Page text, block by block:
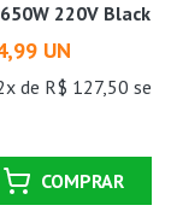
220V Black &
UN
de R$ 127,50 sem
COMPRAR